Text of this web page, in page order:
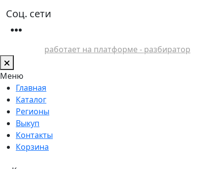
Соц. сети
работает на платформе - разбиратор
Меню
Главная
Каталог
Регионы
Выкуп
Контакты
Корзина